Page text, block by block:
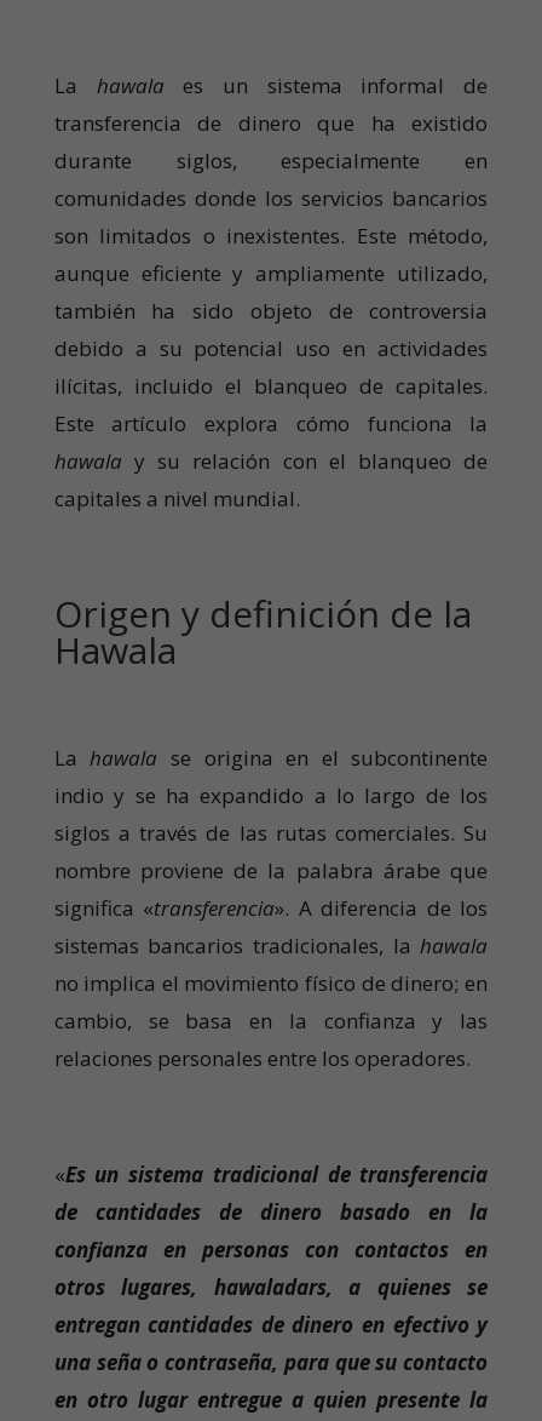
La hawala es un sistema informal de
transferencia de dinero que ha existido
durante siglos, especialmente en
comunidades donde los servicios bancarios
son limitados o inexistentes. Este método,
aunque eficiente y ampliamente utilizado,
también ha sido objeto de controversia
debido a su potencial uso en actividades
ilícitas, incluido el blanqueo de capitales.
Este artículo explora cómo funciona la
hawala y su relación con el blanqueo de
capitales a nivel mundial.
Origen y definición de la
Hawala
Lahawala se origina en el subcontinente
indio y se ha expandido a lo largo de los
siglos a través de las rutas comerciales. Su
nombre proviene de la palabra árabe que
significa «transferencia». A diferencia de los
sistemas bancarios tradicionales, lahawala
no implica el movimiento físico de dinero; en
cambio, se basa en la confianza y las
relaciones personales entre los operadores.
«Es un sistema tradicional de transferencia
de cantidades de dinero basado en la
confianza en personas con contactos en
otros lugares, hawaladars, a quienes se
entregan cantidades de dinero en efectivo y
una seña o contraseña, para que su contacto
en otro lugar entregue a quien presente la